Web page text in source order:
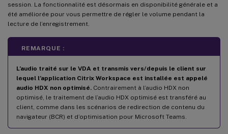
session. La fonctionnalité est désormais en disponibilité générale et a
été améliorée pour vous permettre de régler le volume pendant la
lecture de l’enregistrement.
REMARQUE :
L’audio traité sur le VDA et transmis vers/depuis le client sur
lequel l’application Citrix Workspace est installée est appelé
audio HDX non optimisé. Contrairement à l’audio HDX non
optimisé, le traitement de l’audio HDX optimisé est transféré au
client, comme dans les scénarios de redirection de contenu du
navigateur (BCR) et d’optimisation pour Microsoft Teams.
Durée configurable pour l’enregistrement d’écran avant la
détection d’un événement de session
Nouveautés dans la version 2201
Nouveautés dans la version 2112
Intégration à Citrix Analytics for Security
Portée étendue de la détection d’événements
Superposition de données
Nouveautés dans la version 2110